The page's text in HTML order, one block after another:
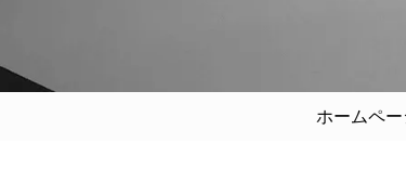
ホームペー